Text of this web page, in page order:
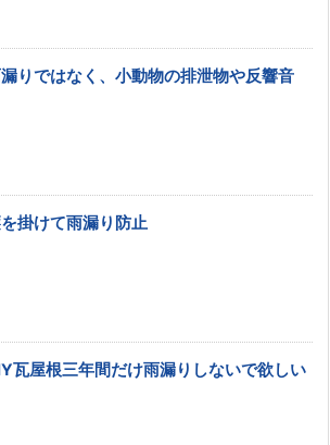
りではなく、小動物の排泄物や反響音
掛けて雨漏り防止
瓦屋根三年間だけ雨漏りしないで欲しい